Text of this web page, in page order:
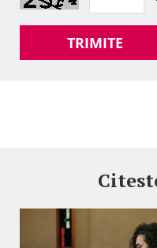
TRIMITE